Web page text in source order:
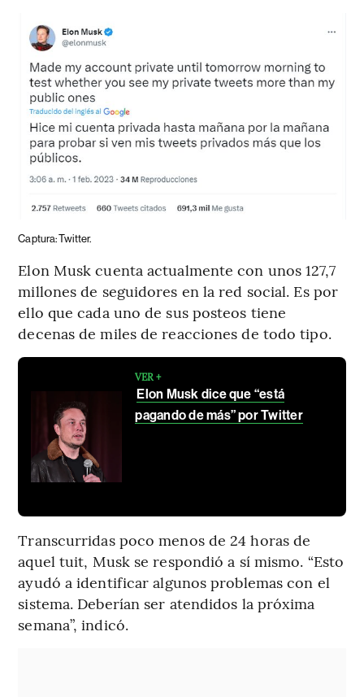
Captura: Twitter.
Elon Musk cuenta actualmente con unos 127,7
millones de seguidores en la red social. Es por
ello que cada uno de sus posteos tiene
decenas de miles de reacciones de todo tipo.
VER +
Elon Musk dice que “está
pagando de más” por Twitter
Transcurridas poco menos de 24 horas de
aquel tuit, Musk se respondió a sí mismo. “Esto
ayudó a identificar algunos problemas con el
sistema. Deberían ser atendidos la próxima
semana”, indicó.